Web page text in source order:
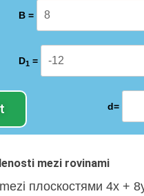
B =
D1 =
d=
mezi rovinami
плоскостями 4x +